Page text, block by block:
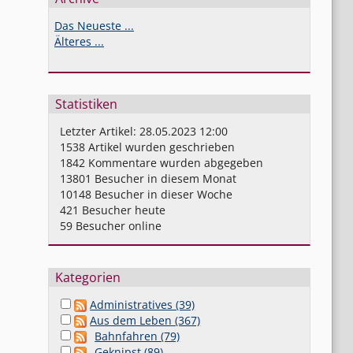
Das Neueste ...
Älteres ...
Statistiken
Letzter Artikel: 28.05.2023 12:00
1538Artikel wurden geschrieben
1842Kommentare wurden abgegeben
13801 Besucher in diesem Monat
10148Besucher in dieser Woche
421 Besucher heute
59Besucher online
Kategorien
Administratives (39)
Aus dem Leben (367)
Bahnfahren (79)